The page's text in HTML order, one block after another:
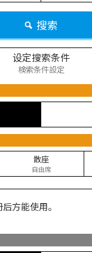
搜索
设定搜索条件
検索条件設定
散座
自由席
方能使用。